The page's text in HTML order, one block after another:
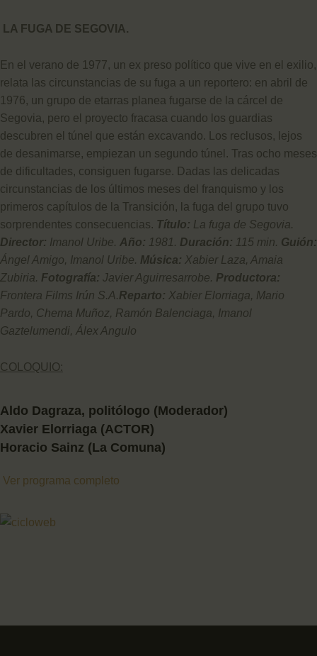
LA FUGA DE SEGOVIA.
En el verano de 1977, un ex preso político que vive en el exilio,
relata las circunstancias de su fuga a un reportero: en abril de
1976, un grupo de etarras planea fugarse de la cárcel de
Segovia, pero el proyecto fracasa cuando los guardias
descubren el túnel que están excavando. Los reclusos, lejos
de desanimarse, empiezan un segundo túnel. Tras ocho meses
de dificultades, consiguen fugarse. Dadas las delicadas
circunstancias de los últimos meses del franquismo y los
primeros capítulos de la Transición, la fuga del grupo tuvo
sorprendentes consecuencias. Título: La fuga de Segovia.
Director: Imanol Uribe. Año: 1981. Duración: 115 min. Guión:
Ángel Amigo, Imanol Uribe. Música: Xabier Laza, Amaia
Zubiria. Fotografía: Javier Aguirresarrobe. Productora:
Frontera Films Irún S.A.Reparto: Xabier Elorriaga, Mario
Pardo, Chema Muñoz, Ramón Balenciaga, Imanol
Gaztelumendi, Álex Angulo
COLOQUIO:
Aldo Dagraza, politólogo (Moderador)
Xavier Elorriaga (ACTOR)
Horacio Sainz (La Comuna)
Ver programa completo